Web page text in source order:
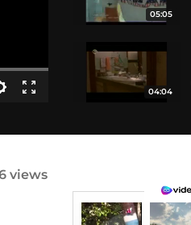
05:05
04:04
views